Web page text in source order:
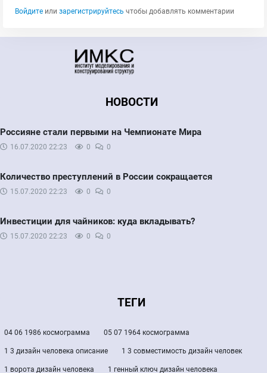
Войдите или зарегистрируйтесь чтобы добавлять комментарии
НОВОСТИ
Россияне стали первыми на Чемпионате Мира
16.07.2020 22:23 0 0
Количество преступлений в России сокращается
15.07.2020 22:23 0 0
Инвестиции для чайников: куда вкладывать?
15.07.2020 22:23 0 0
ТЕГИ
04 06 1986 космограмма 05 07 1964 космограмма
1 3 дизайн человека описание 1 3 совместимость дизайн человек
1 ворота дизайн человека 1 генный ключ дизайн человека